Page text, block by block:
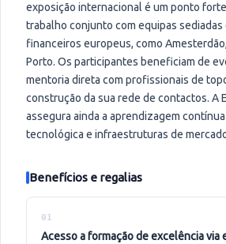
exposição internacional é um ponto
trabalho conjunto com equipas
financeiros europeus, como
Porto. Os participantes beneficiam de
mentoria direta com profissionais de
construção da sua rede de contactos. A
assegura ainda a aprendizagem
tecnológica e infraestruturas de
Benefícios e regalias
01
acesso a formação de excelência via euronext